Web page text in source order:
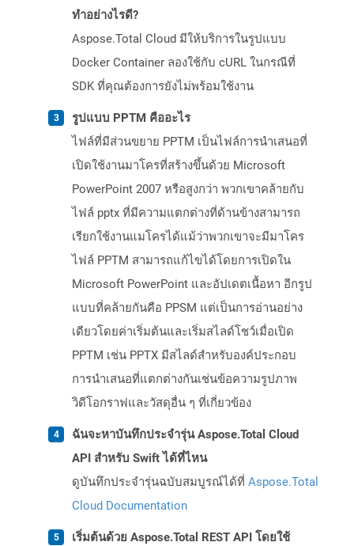
ทำอย่างไรดี?
Aspose.Total Cloud มีให้บริการในรูปแบบ
Docker Container ลองใช้กับ cURL ในกรณีที่
SDK ที่คุณต้องการยังไม่พร้อมใช้งาน
รูปแบบ PPTM คืออะไร
ไฟล์ที่มีส่วนขยาย PPTM เป็นไฟล์การนำเสนอที่
เปิดใช้งานมาโครที่สร้างขึ้นด้วย Microsoft
PowerPoint 2007 หรือสูงกว่า พวกเขาคล้ายกับ
ไฟล์ pptx ที่มีความแตกต่างที่ด้านข้างสามารถ
เรียกใช้งานแมโครได้แม้ว่าพวกเขาจะมีมาโคร
ไฟล์ PPTM สามารถแก้ไขได้โดยการเปิดใน
Microsoft PowerPoint และอัปเดตเนื้อหา อีกรูป
แบบที่คล้ายกันคือ PPSM แต่เป็นการอ่านอย่าง
เดียวโดยค่าเริ่มต้นและเริ่มสไลด์โชว์เมื่อเปิด
PPTM เช่น PPTX มีสไลด์สำหรับองค์ประกอบ
การนำเสนอที่แตกต่างกันเช่นข้อความรูปภาพ
วิดีโอกราฟและวัสดุอื่น ๆ ที่เกี่ยวข้อง
ฉันจะหาบันทึกประจำรุ่น Aspose.Total Cloud
API สำหรับ Swift ได้ที่ไหน
ดูบันทึกประจำรุ่นฉบับสมบูรณ์ได้ที่ Aspose.Total
Cloud Documentation
เริ่มต้นด้วย Aspose.Total REST API โดยใช้